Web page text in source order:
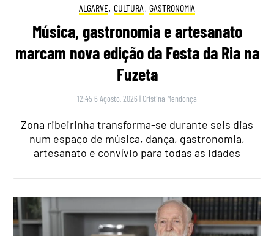
ALGARVE, CULTURA , GASTRONOMIA
Música, gastronomia e artesanato
marcam nova edição da Festa da Ria na
Fuzeta
12:45 6 Agosto, 2026 | Cristina Mendonça
Zona ribeirinha transforma-se durante seis dias
num espaço de música, dança, gastronomia,
artesanato e convívio para todas as idades